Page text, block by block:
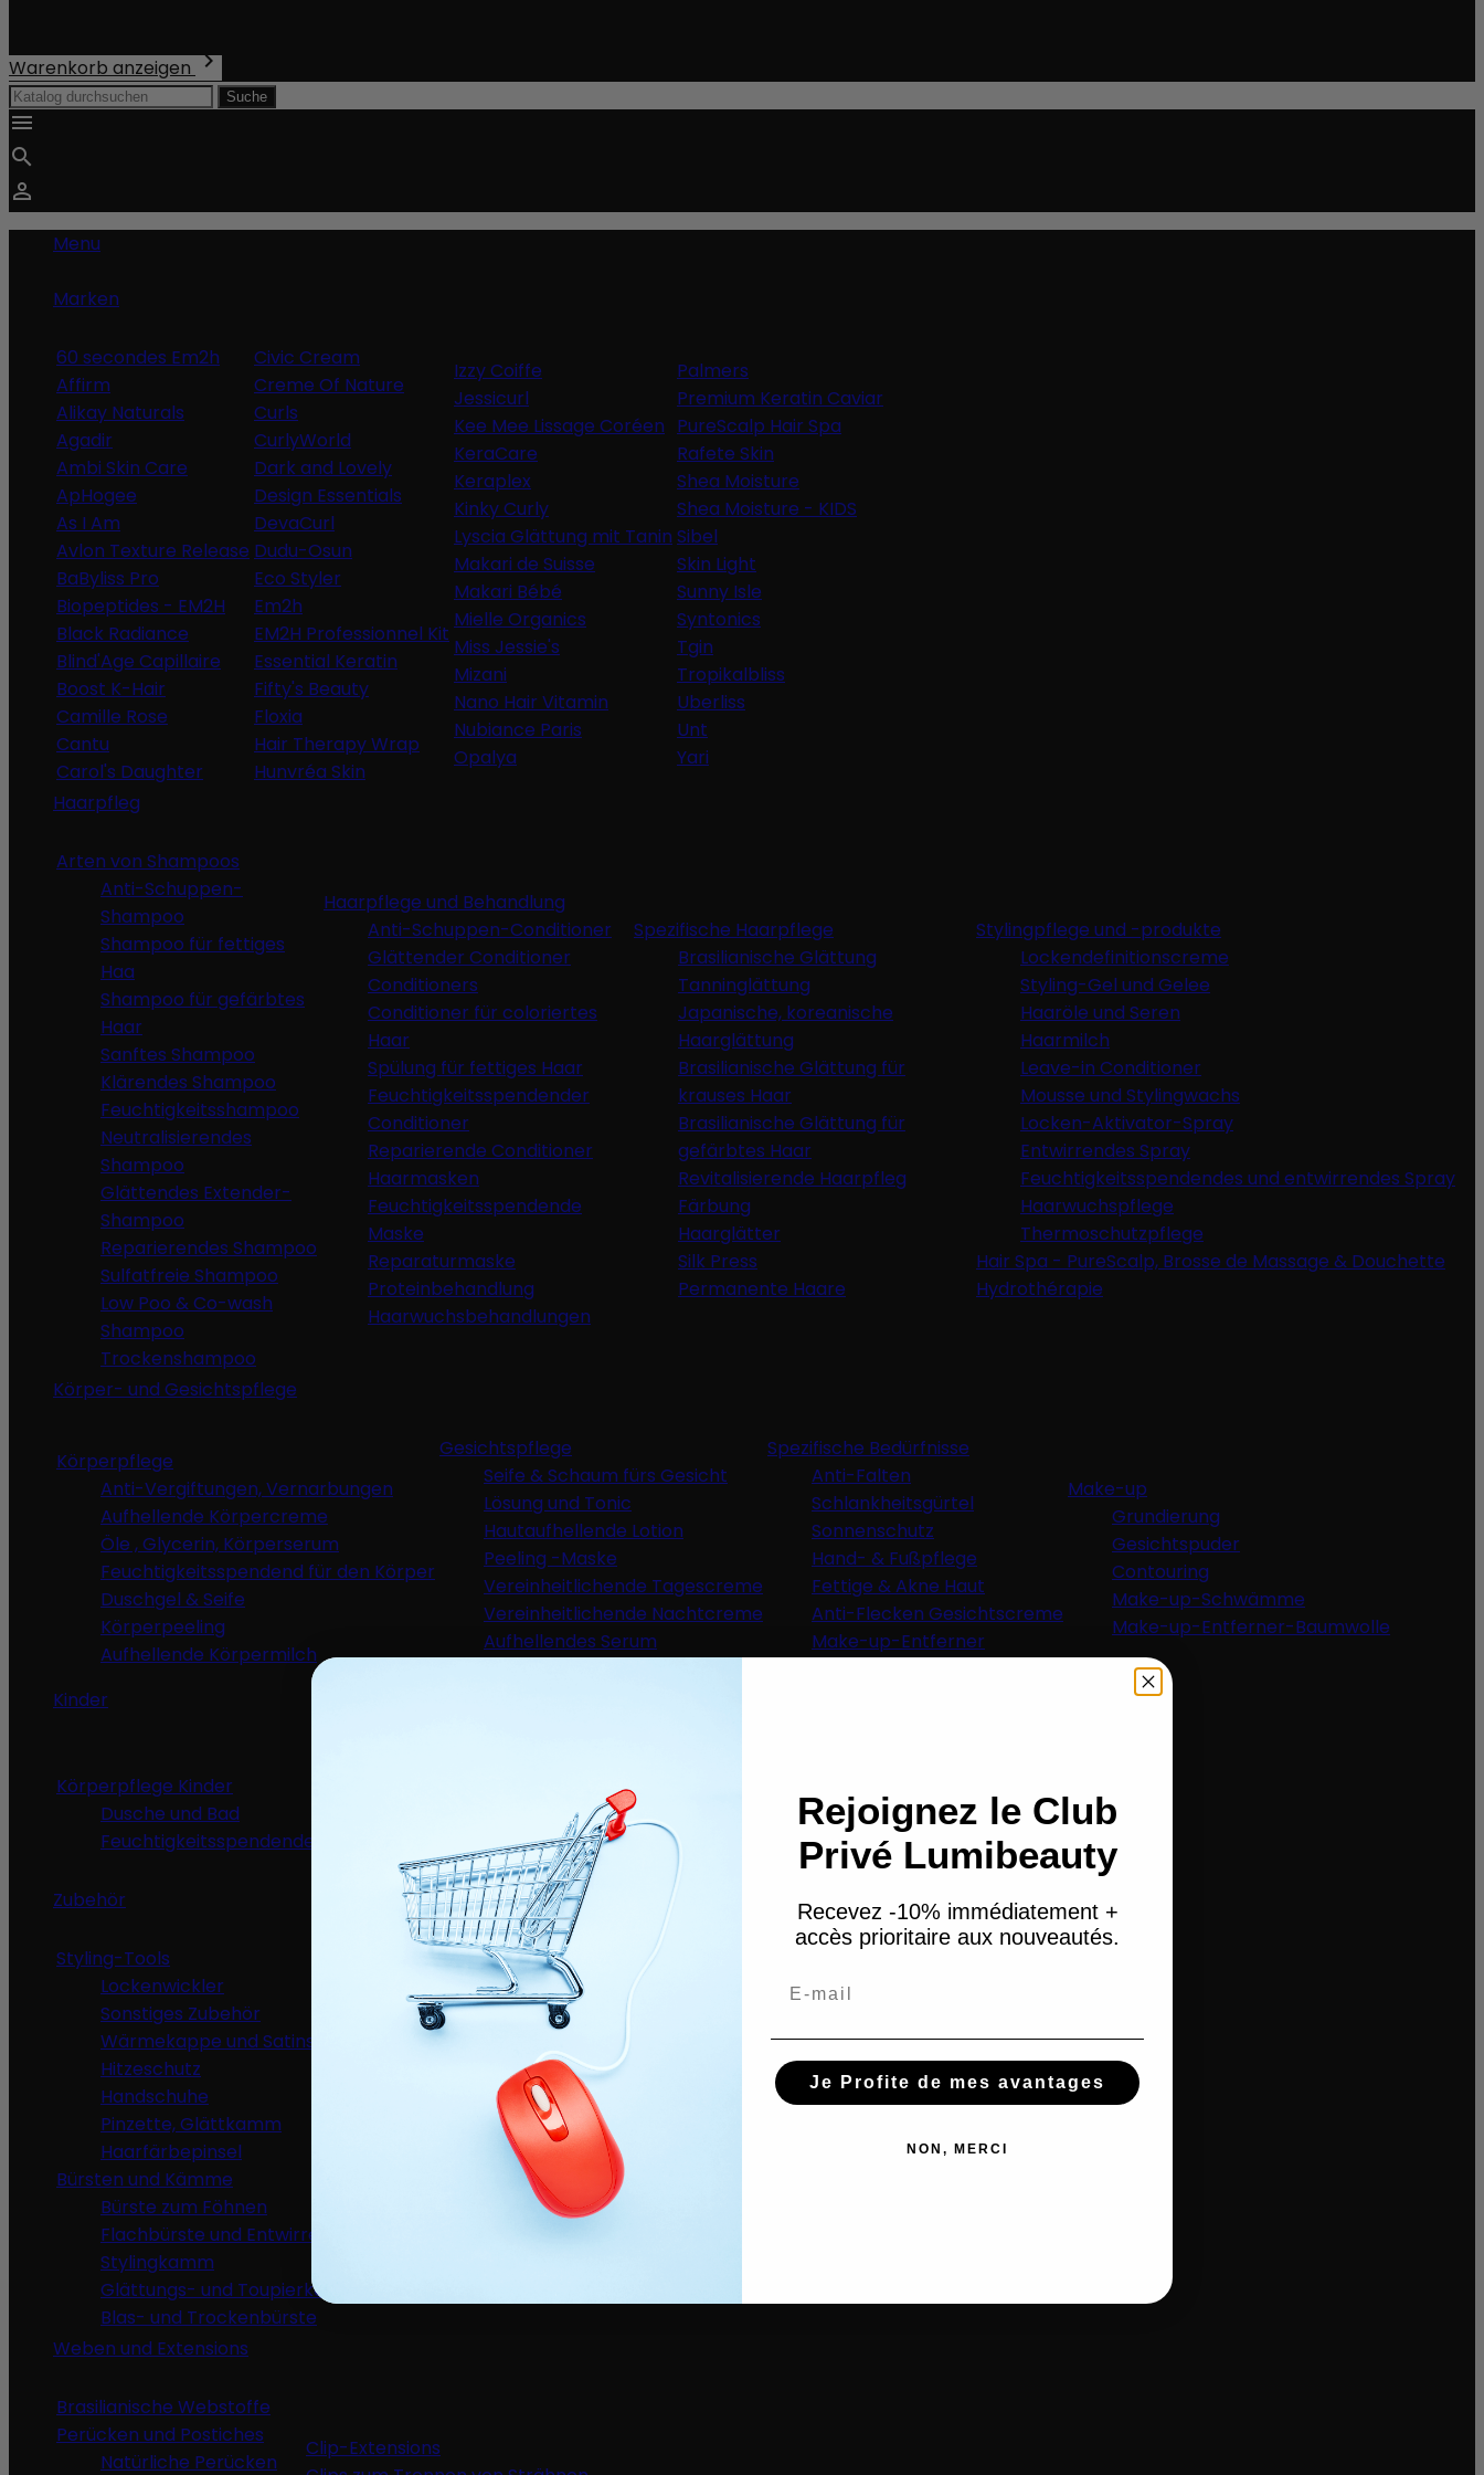
Warenkorb anzeigen 
Suche



Menu
Marken
60 secondes Em2h
Affirm
Alikay Naturals
Agadir
Ambi Skin Care
ApHogee
As I Am
Avlon Texture Release
BaByliss Pro
Biopeptides - EM2H
Black Radiance
Blind'Age Capillaire
Boost K-Hair
Camille Rose
Cantu
Carol's Daughter
Civic Cream
Creme Of Nature
Curls
CurlyWorld
Dark and Lovely
Design Essentials
DevaCurl
Dudu-Osun
Eco Styler
Em2h
EM2H Professionnel Kit
Essential Keratin
Fifty's Beauty
Floxia
Hair Therapy Wrap
Hunvréa Skin
Izzy Coiffe
Jessicurl
Kee Mee Lissage Coréen
KeraCare
Keraplex
Kinky Curly
Lyscia Glättung mit Tanin
Makari de Suisse
Makari Bébé
Mielle Organics
Miss Jessie's
Mizani
Nano Hair Vitamin
Nubiance Paris
Opalya
Palmers
Premium Keratin Caviar
PureScalp Hair Spa
Rafete Skin
Shea Moisture
Shea Moisture - KIDS
Sibel
Skin Light
Sunny Isle
Syntonics
Tgin
Tropikalbliss
Uberliss
Unt
Yari
Haarpfleg
Arten von Shampoos
Anti-Schuppen-
Shampoo
Shampoo für fettiges
Haa
Shampoo für gefärbtes
Haar
Sanftes Shampoo
Klärendes Shampoo
Feuchtigkeitsshampoo
Neutralisierendes
Shampoo
Glättendes Extender-
Shampoo
Reparierendes Shampoo
Sulfatfreie Shampoo
Low Poo & Co-wash
Shampoo
Trockenshampoo
Haarpflege und Behandlung
Anti-Schuppen-Conditioner
Glättender Conditioner
Conditioners
Conditioner für coloriertes
Haar
Spülung für fettiges Haar
Feuchtigkeitsspendender
Conditioner
Reparierende Conditioner
Haarmasken
Feuchtigkeitsspendende
Maske
Reparaturmaske
Proteinbehandlung
Haarwuchsbehandlungen
Spezifische Haarpflege
Brasilianische Glättung
Tanninglättung
Japanische, koreanische
Haarglättung
Brasilianische Glättung für
krauses Haar
Brasilianische Glättung für
gefärbtes Haar
Revitalisierende Haarpfleg
Färbung
Haarglätter
Silk Press
Permanente Haare
Stylingpflege und -produkte
Lockendefinitionscreme
Styling-Gel und Gelee
Haaröle und Seren
Haarmilch
Leave-in Conditioner
Mousse und Stylingwachs
Locken-Aktivator-Spray
Entwirrendes Spray
Feuchtigkeitsspendendes und entwirrendes Spray
Haarwuchspflege
Thermoschutzpflege
Hair Spa - PureScalp, Brosse de Massage & Douchette
Hydrothérapie
Körper- und Gesichtspflege
Körperpflege
Anti-Vergiftungen, Vernarbungen
Aufhellende Körpercreme
Öle , Glycerin, Körperserum
Feuchtigkeitsspendend für den Körper
Duschgel & Seife
Körperpeeling
Aufhellende Körpermilch
Gesichtspflege
Seife & Schaum fürs Gesicht
Lösung und Tonic
Hautaufhellende Lotion
Peeling -Maske
Vereinheitlichende Tagescreme
Vereinheitlichende Nachtcreme
Aufhellendes Serum
Spezifische Bedürfnisse
Anti-Falten
Schlankheitsgürtel
Sonnenschutz
Hand- & Fußpflege
Fettige & Akne Haut
Anti-Flecken Gesichtscreme
Make-up-Entferner
Make-up
Grundierung
Gesichtspuder
Contouring
Make-up-Schwämme
Make-up-Entferner-Baumwolle
Kinder
Körperpflege Kinder
Dusche und Bad
Feuchtigkeitsspendende Pflege
Detangler und Masken für Kinder
Haarglätter und Weichspüler
Feuchtigkeitsspendende Haarpflege
Zubehör
Styling-Tools
Lockenwickler
Sonstiges Zubehör
Wärmekappe und Satinschal
Hitzeschutz
Handschuhe
Pinzette, Glättkamm
Haarfärbepinsel
Bürsten und Kämme
Bürste zum Föhnen
Flachbürste und Entwirrer
Stylingkamm
Glättungs- und Toupierkamm
Blas- und Trockenbürste
Silicone massage brush
Styling-Ausrüstung
Helm Trockner und Föhn
Ästhetisch
Paraffinhandschuhe
Weben und Extensions
Brasilianische Webstoffe
Perücken und Postiches
Natürliche Perücken
Clip-Extensions
Rejoignez le Club
Privé Lumibeauty
Recevez -10% immédiatement +
accès prioritaire aux nouveautés.
Je Profite de mes avantages
NON, MERCI